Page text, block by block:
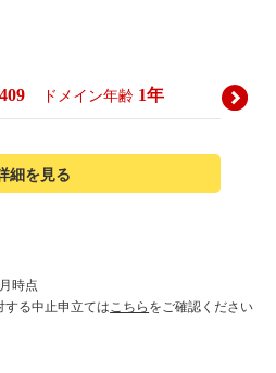
細を見る
409 ドメイン年齢 1年
時点
る中止申立てはこちら をご確認ください